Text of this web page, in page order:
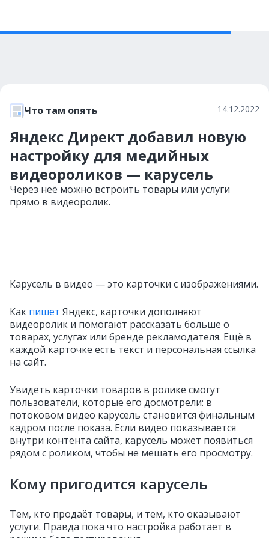
Что там опять 14.12.2022
Яндекс Директ добавил новую
настройку для медийных
видеороликов — карусель
Через неё можно встроить товары или услуги
прямо в видеоролик.
Карусель в видео — это карточки с изображениями.
Как пишет Яндекс, карточки дополняют
видеоролик и помогают рассказать больше о
товарах, услугах или бренде рекламодателя. Ещё в
каждой карточке есть текст и персональная ссылка
на сайт.
Увидеть карточки товаров в ролике смогут
пользователи, которые его досмотрели: в
потоковом видео карусель становится финальным
кадром после показа. Если видео показывается
внутри контента сайта, карусель может появиться
рядом с роликом, чтобы не мешать его просмотру.
Кому пригодится карусель
Тем, кто продаёт товары, и тем, кто оказывают
услуги. Правда пока что настройка работает в